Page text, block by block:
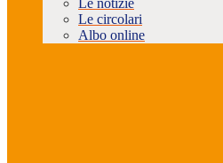
Le notizie
Le circolari
Albo online